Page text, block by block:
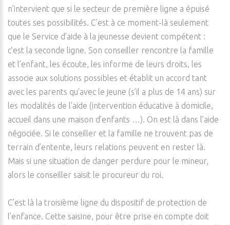
n’intervient que si le secteur de première ligne a épuisé
toutes ses possibilités. C’est à ce moment-là seulement
que le Service d’aide à la jeunesse devient compétent :
c’est la seconde ligne. Son conseiller rencontre la famille
et l’enfant, les écoute, les informe de leurs droits, les
associe aux solutions possibles et établit un accord tant
avec les parents qu’avec le jeune (s’il a plus de 14 ans) sur
les modalités de l’aide (intervention éducative à domicile,
accueil dans une maison d’enfants …). On est là dans l’aide
négociée. Si le conseiller et la famille ne trouvent pas de
terrain d’entente, leurs relations peuvent en rester là.
Mais si une situation de danger perdure pour le mineur,
alors le conseiller saisit le procureur du roi.
C’est là la troisième ligne du dispositif de protection de
l’enfance. Cette saisine, pour être prise en compte doit